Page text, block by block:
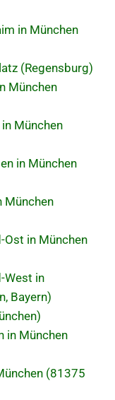
in München
(Regensburg)
München
München
in München
München
in München
West in
Bayern)
in München
(81375